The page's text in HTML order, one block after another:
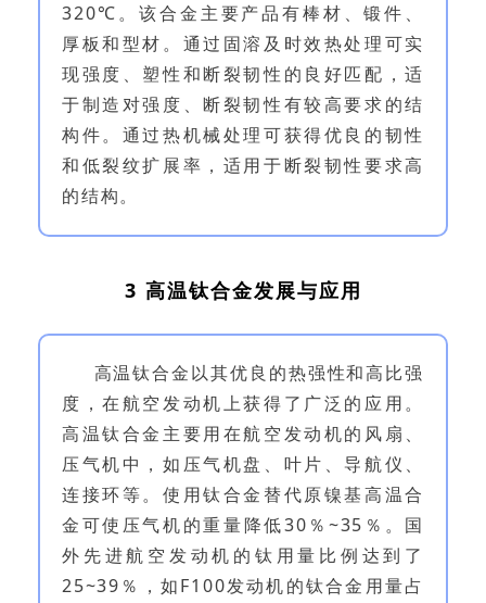
320℃。该合金主要产品有棒材、锻件、
厚板和型材。通过固溶及时效热处理可实
现强度、塑性和断裂韧性的良好匹配，适
于制造对强度、断裂韧性有较高要求的结
构件。通过热机械处理可获得优良的韧性
和低裂纹扩展率，适用于断裂韧性要求高
的结构。
3 高温钛合金发展与应用
高温钛合金以其优良的热强性和高比强
度，在航空发动机上获得了广泛的应用。
高温钛合金主要用在航空发动机的风扇、
压气机中，如压气机盘、叶片、导航仪、
连接环等。使用钛合金替代原镍基高温合
金可使压气机的重量降低30％~35％。国
外先进航空发动机的钛用量比例达到了
25~39％，如F100发动机的钛合金用量占